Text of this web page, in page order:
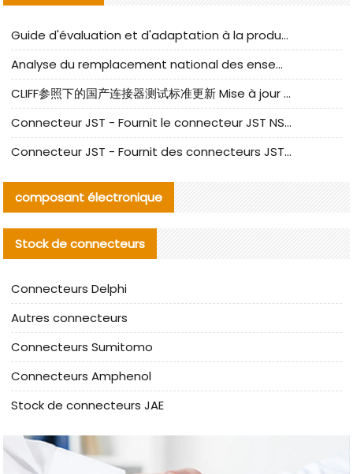
Guide d'évaluation et d'adaptation à la production des composants de câbles nationaux CNC Tech
Analyse du remplacement national des ensembles de câbles à fréquence élevée I-PEX
CLIFF参照下的国产连接器测试标准更新 Mise à jour des normes de test des connecteurs nationaux sous la référence CLIFF
Connecteur JST - Fournit le connecteur JST NSHR-02V-S original | Équivalent
Connecteur JST - Fournit des connecteurs JST GHR-09V-S authentiques et des produits de remplacement|
composant électronique
Stock de connecteurs
Connecteurs Delphi
Autres connecteurs
Connecteurs Sumitomo
Connecteurs Amphenol
Stock de connecteurs JAE